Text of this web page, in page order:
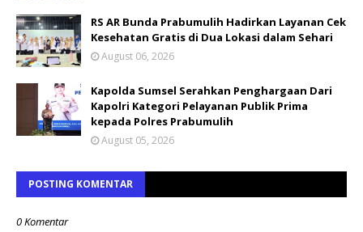
RS AR Bunda Prabumulih Hadirkan Layanan Cek
Kesehatan Gratis di Dua Lokasi dalam Sehari
August 06, 2026
Kapolda Sumsel Serahkan Penghargaan Dari
Kapolri Kategori Pelayanan Publik Prima
kepada Polres Prabumulih
August 05, 2026
POSTING KOMENTAR
0 Komentar